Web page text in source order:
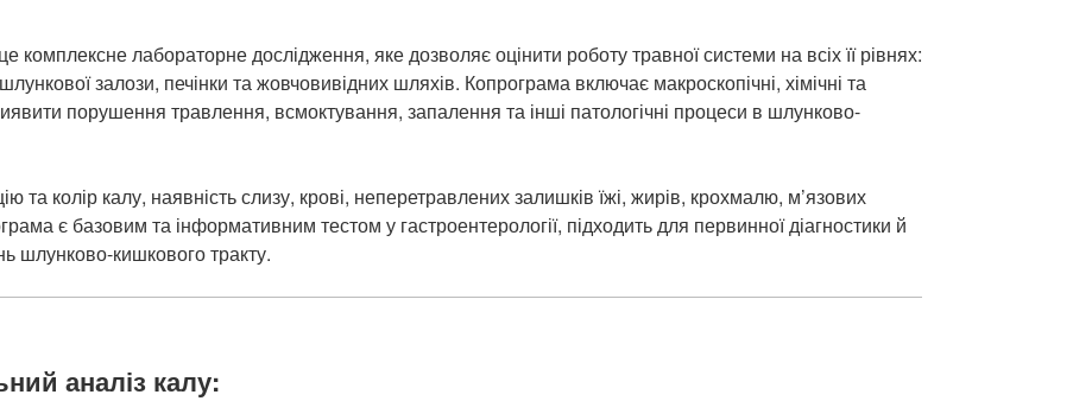
комплексне лабораторне дослідження, яке дозволяє оцінити роботу травної системи на всіх її рівнях:
залози, печінки та жовчовивідних шляхів. Копрограма включає макроскопічні, хімічні та
порушення травлення, всмоктування, запалення та інші патологічні процеси в шлунково-
та колір калу, наявність слизу, крові, неперетравлених залишків їжі, жирів, крохмалю, м’язових
є базовим та інформативним тестом у гастроентерології, підходить для первинної діагностики й
шлунково-кишкового тракту.
аналіз калу: